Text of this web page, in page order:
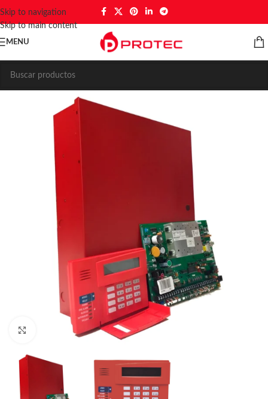
Skip to navigation
Skip to main content
MENU
Click to enlarge